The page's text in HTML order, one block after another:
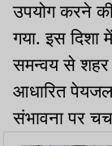
उपयोग करने
गया. इस दिशा
समन्वय से शहर
आधारित
संभावना पर